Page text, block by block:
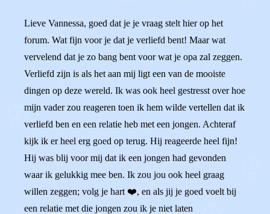
Lieve Vannessa, goed dat je je vraag stelt hier op het
forum. Wat fijn voor je dat je verliefd bent! Maar wat
vervelend dat je zo bang bent voor wat je opa zal zeggen.
Verliefd zijn is als het aan mij ligt een van de mooiste
dingen op deze wereld. Ik was ook heel gestresst over hoe
mijn vader zou reageren toen ik hem wilde vertellen dat ik
verliefd ben en een relatie heb met een jongen. Achteraf
kijk ik er heel erg goed op terug. Hij reageerde heel fijn!
Hij was blij voor mij dat ik een jongen had gevonden
waar ik gelukkig mee ben. Ik zou jou ook heel graag
willen zeggen; volg je hart ❤️, en als jij je goed voelt bij
een relatie met die jongen zou ik je niet laten